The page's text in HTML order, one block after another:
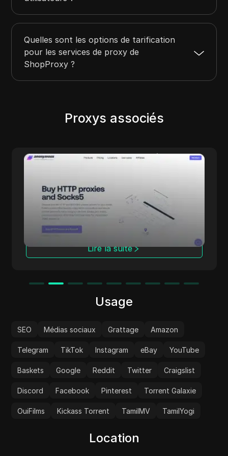
Quelles sont les options de tarification
pour les services de proxy de
ShopProxy ?
Proxys associés
Zyte
tout-en-un alimentée par l'IA, et d'une
équipe de livraison de données de classe
mondiale. vos développeurs ou les nôtres ?
Lire la suite
Usage
SEO Médias sociaux Grattage Amazon
Telegram TikTok Instagram eBay YouTube
Baskets Google Reddit Twitter Craigslist
Discord Facebook Pinterest Torrent Galaxie
OuiFilms Kickass Torrent TamilMV TamilYogi
Location